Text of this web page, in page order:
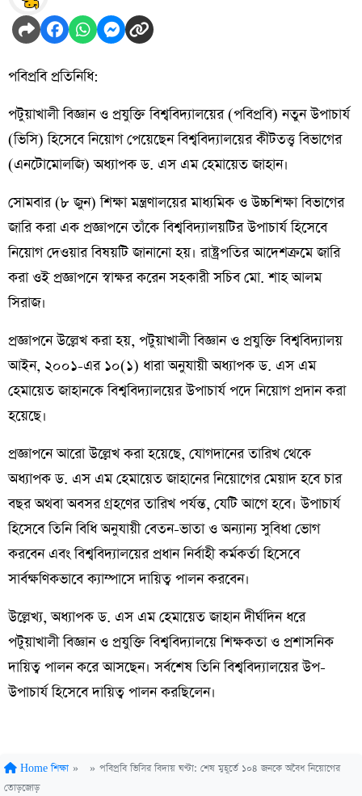
পবিপ্রবি প্রতিনিধি:
পটুয়াখালী বিজ্ঞান ও প্রযুক্তি বিশ্ববিদ্যালয়ের (পবিপ্রবি) নতুন উপাচার্য
(ভিসি) হিসেবে নিয়োগ পেয়েছেন বিশ্ববিদ্যালয়ের কীটতত্ত্ব বিভাগের
(এনটোমোলজি) অধ্যাপক ড. এস এম হেমায়েত জাহান।
সোমবার (৮ জুন) শিক্ষা মন্ত্রণালয়ের মাধ্যমিক ও উচ্চশিক্ষা বিভাগের
জারি করা এক প্রজ্ঞাপনে তাঁকে বিশ্ববিদ্যালয়টির উপাচার্য হিসেবে
নিয়োগ দেওয়ার বিষয়টি জানানো হয়। রাষ্ট্রপতির আদেশক্রমে জারি
করা ওই প্রজ্ঞাপনে স্বাক্ষর করেন সহকারী সচিব মো. শাহ আলম
সিরাজ।
প্রজ্ঞাপনে উল্লেখ করা হয়, পটুয়াখালী বিজ্ঞান ও প্রযুক্তি বিশ্ববিদ্যালয়
আইন, ২০০১-এর ১০(১) ধারা অনুযায়ী অধ্যাপক ড. এস এম
হেমায়েত জাহানকে বিশ্ববিদ্যালয়ের উপাচার্য পদে নিয়োগ প্রদান করা
হয়েছে।
প্রজ্ঞাপনে আরো উল্লেখ করা হয়েছে, যোগদানের তারিখ থেকে
অধ্যাপক ড. এস এম হেমায়েত জাহানের নিয়োগের মেয়াদ হবে চার
বছর অথবা অবসর গ্রহণের তারিখ পর্যন্ত, যেটি আগে হবে। উপাচার্য
হিসেবে তিনি বিধি অনুযায়ী বেতন-ভাতা ও অন্যান্য সুবিধা ভোগ
করবেন এবং বিশ্ববিদ্যালয়ের প্রধান নির্বাহী কর্মকর্তা হিসেবে
সার্বক্ষণিকভাবে ক্যাম্পাসে দায়িত্ব পালন করবেন।
উল্লেখ্য, অধ্যাপক ড. এস এম হেমায়েত জাহান দীর্ঘদিন ধরে
পটুয়াখালী বিজ্ঞান ও প্রযুক্তি বিশ্ববিদ্যালয়ে শিক্ষকতা ও প্রশাসনিক
দায়িত্ব পালন করে আসছেন। সর্বশেষ তিনি বিশ্ববিদ্যালয়ের উপ-
উপাচার্য হিসেবে দায়িত্ব পালন করছিলেন।
Home শিক্ষা » » পবিপ্রবি ভিসির বিদায় ঘণ্টা: শেষ মুহূর্তে ১০৪ জনকে অবৈধ নিয়োগের
তোড়জোড়